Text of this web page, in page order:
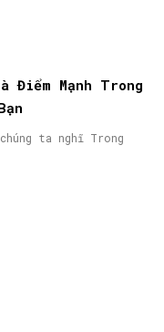
Điểm Mạnh Trong
ta nghĩ Trong